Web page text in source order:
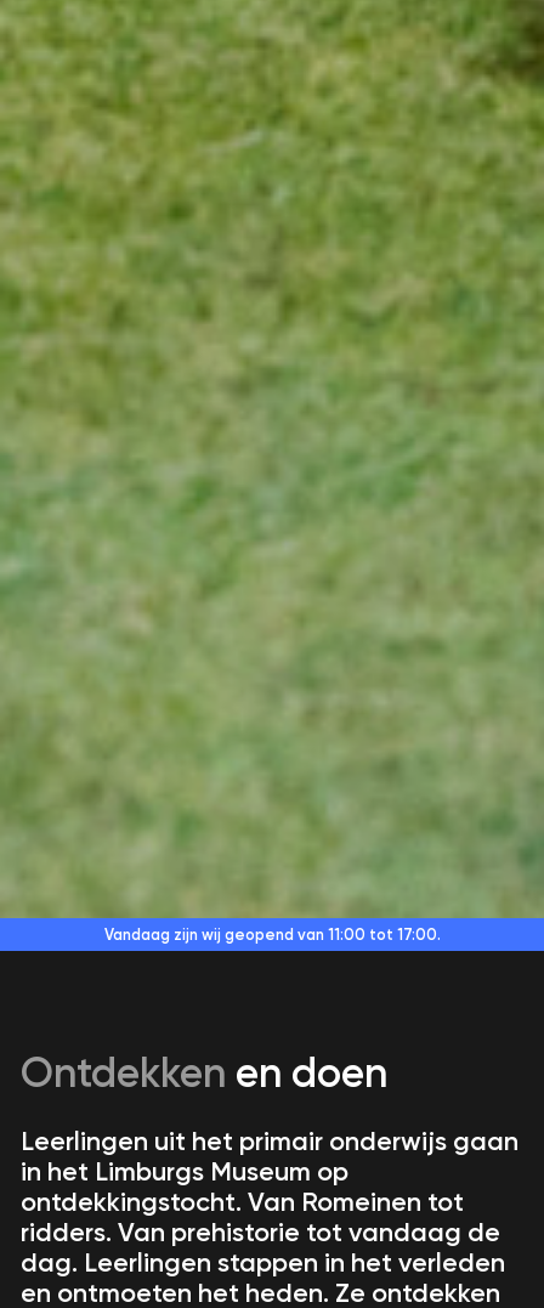
Vandaag zijn wij geopend van 11:00 tot 17:00.
Ontdekken en doen
Leerlingen uit het primair onderwijs gaan
in het Limburgs Museum op
ontdekkingstocht. Van Romeinen tot
ridders. Van prehistorie tot vandaag de
dag. Leerlingen stappen in het verleden
en ontmoeten het heden. Ze ontdekken